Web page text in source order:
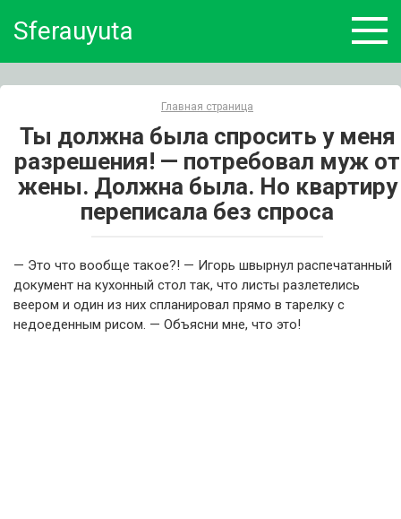
Sferauyuta
Главная страница
Ты должна была спросить у меня
разрешения! — потребовал муж от
жены. Должна была. Но квартиру
переписала без спроса
— Это что вообще такое?! — Игорь швырнул распечатанный
документ на кухонный стол так, что листы разлетелись
веером и один из них спланировал прямо в тарелку с
недоеденным рисом. — Объясни мне, что это!